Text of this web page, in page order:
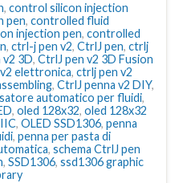
, control silicon injection
pen, controlled fluid
injection pen, controlled
, ctrl-j pen v2, CtrlJ pen, ctrlj
3D, CtrlJ pen v2 3D Fusion
elettronica, ctrlj pen v2
, CtrlJ penna v2 DIY,
automatico per fluidi,
, oled 128x32, oled 128x32
, OLED SSD1306, penna
, penna per pasta di
, schema CtrlJ pen
, SSD1306, ssd1306 graphic